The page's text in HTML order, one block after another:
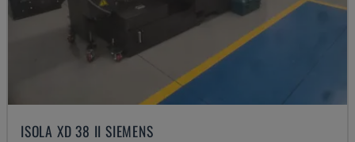
ISOLA XD 38 II SIEMENS